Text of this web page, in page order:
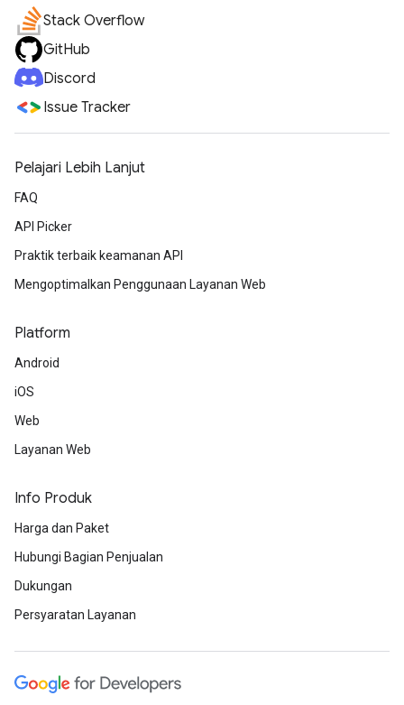
Stack Overflow
GitHub
Discord
Issue Tracker
Pelajari Lebih Lanjut
FAQ
API Picker
Praktik terbaik keamanan API
Mengoptimalkan Penggunaan Layanan Web
Platform
Android
iOS
Web
Layanan Web
Info Produk
Harga dan Paket
Hubungi Bagian Penjualan
Dukungan
Persyaratan Layanan